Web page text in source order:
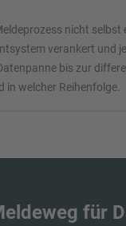
nicht
verankert und
bis zur
in welcher Reihenfolge.
für